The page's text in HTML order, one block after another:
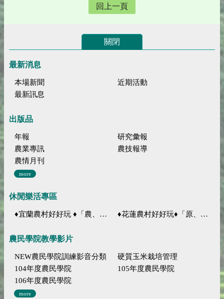
回上一頁
關閉
最新消息
本場新聞
近期活動
最新訊息
出版品
年報
研究彙報
農業專訊
農技報導
農情月刊
more
休閒樂活專區
♦宜蘭農村好好玩 ♦「農、藝、山、水」四條遊程推薦 ♦花蓮農村好好玩♦「原、生、慢、活」四條遊程推薦
農民學院教學影片
NEW農民學院訓練影音分類
硬質玉米栽培管理
104年度農民學院
105年度農民學院
106年度農民學院
more